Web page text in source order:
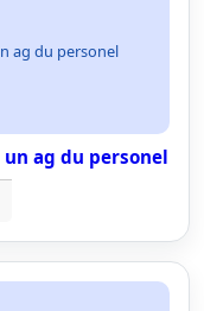
ag du personel
ag du personel